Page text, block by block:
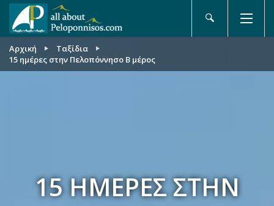
Αρχική
Ταξίδια
15 ημέρες στην Πελοπόννησο Β μέρος
15 ΗΜΈΡΕΣ ΣΤΗΝ